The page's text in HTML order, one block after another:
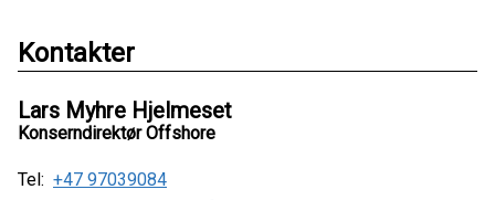
Kontakter
Lars Myhre Hjelmeset
Konserndirektør Offshore
Tel: +47 97039084